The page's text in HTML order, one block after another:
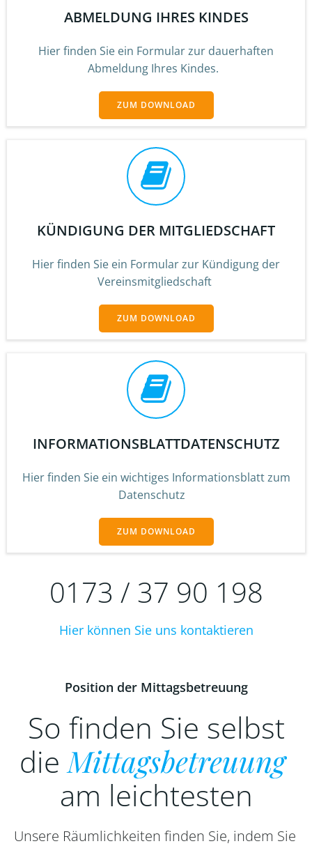
ABMELDUNG IHRES KINDES
Hier finden Sie ein Formular zur dauerhaften
Abmeldung Ihres Kindes.
ZUM DOWNLOAD
KÜNDIGUNG DER MITGLIEDSCHAFT
Hier finden Sie ein Formular zur Kündigung der
Vereinsmitgliedschaft
ZUM DOWNLOAD
INFORMATIONSBLATTDATENSCHUTZ
Hier finden Sie ein wichtiges Informationsblatt zum
Datenschutz
ZUM DOWNLOAD
0173 / 37 90 198
Hier können Sie uns kontaktieren
Position der Mittagsbetreuung
So finden Sie selbst
dieMittagsbetreuung
am leichtesten
Unsere Räumlichkeiten finden Sie, indem Sie